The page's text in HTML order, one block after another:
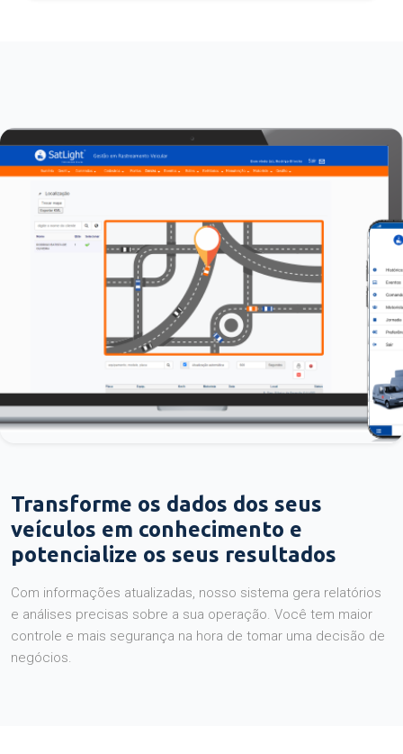
Transforme os dados dos seus
veículos em conhecimento e
potencialize os seus resultados
Com informações atualizadas, nosso sistema gera relatórios
e análises precisas sobre a sua operação. Você tem maior
controle e mais segurança na hora de tomar uma decisão de
negócios.